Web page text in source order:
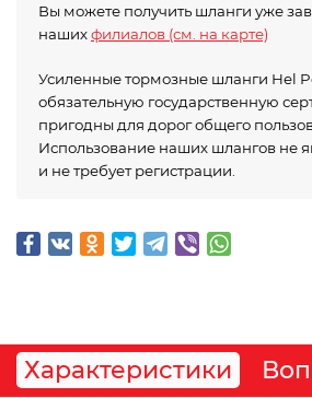
Вы можете получить шланги уже
нашихфилиалов (см. на карте)
Усиленные тормозные шланги Hel
обязательную государственную
пригодны для дорог общего
Использование наших шлангов не
и не требует регистрации.
Характеристики